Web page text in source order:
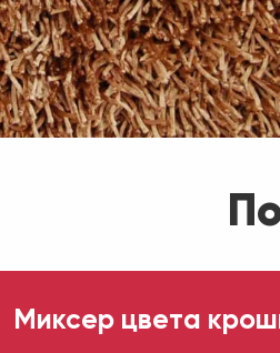
Миксер цвета